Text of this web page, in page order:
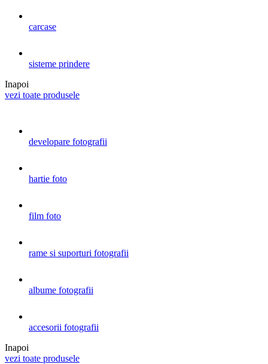
carcase
sisteme prindere
Inapoi
vezi toate produsele
developare fotografii
hartie foto
film foto
rame si suporturi fotografii
albume fotografii
accesorii fotografii
Inapoi
vezi toate produsele